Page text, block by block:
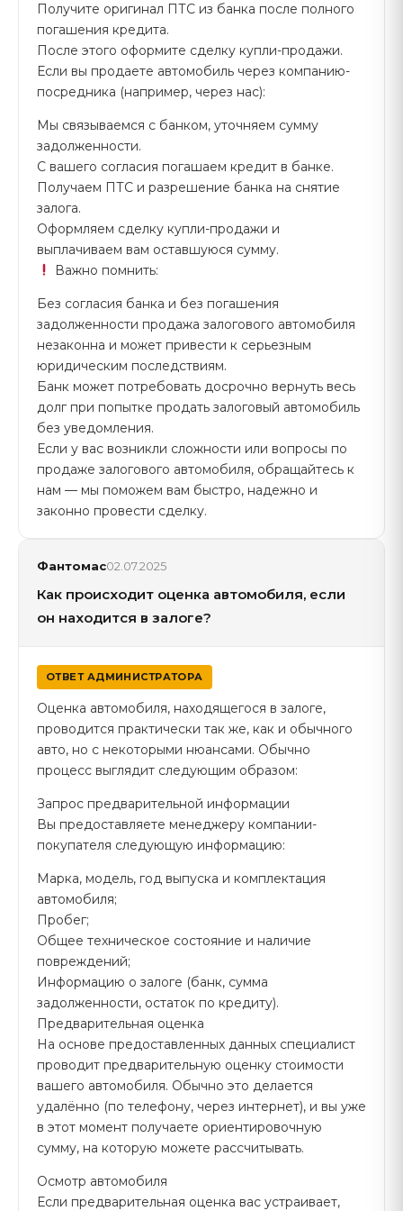
Получите оригинал ПТС из банка после полного
погашения кредита.
После этого оформите сделку купли-продажи.
Если вы продаете автомобиль через компанию-
посредника (например, через нас):
Мы связываемся с банком, уточняем сумму
задолженности.
С вашего согласия погашаем кредит в банке.
Получаем ПТС и разрешение банка на снятие
залога.
Оформляем сделку купли-продажи и
выплачиваем вам оставшуюся сумму.
Важно помнить:
Без согласия банка и без погашения
задолженности продажа залогового автомобиля
незаконна и может привести к серьезным
юридическим последствиям.
Банк может потребовать досрочно вернуть весь
долг при попытке продать залоговый автомобиль
без уведомления.
Если у вас возникли сложности или вопросы по
продаже залогового автомобиля, обращайтесь к
нам — мы поможем вам быстро, надежно и
законно провести сделку.
Фантомас02.07.2025
Как происходит оценка автомобиля, если
он находится в залоге?
ОТВЕТ АДМИНИСТРАТОРА
Оценка автомобиля, находящегося в залоге,
проводится практически так же, как и обычного
авто, но с некоторыми нюансами. Обычно
процесс выглядит следующим образом:
Запрос предварительной информации
Вы предоставляете менеджеру компании-
покупателя следующую информацию:
Марка, модель, год выпуска и комплектация
автомобиля;
Пробег;
Общее техническое состояние и наличие
повреждений;
Информацию о залоге (банк, сумма
задолженности, остаток по кредиту).
Предварительная оценка
На основе предоставленных данных специалист
проводит предварительную оценку стоимости
вашего автомобиля. Обычно это делается
удалённо (по телефону, через интернет), и вы уже
в этот момент получаете ориентировочную
сумму, на которую можете рассчитывать.
Осмотр автомобиля
Если предварительная оценка вас устраивает,